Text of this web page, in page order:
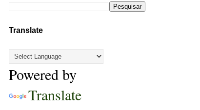
Translate
Powered by
Translate